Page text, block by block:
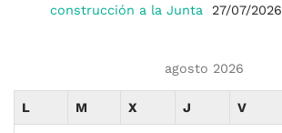
construcción a la Junta
27/07/2026
agosto 2026
L M X J V